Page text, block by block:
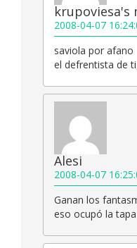
krupoviesa's
2008-04-07
saviola por afano
el defrentista de
Alesi
2008-04-07
Ganan los
eso ocupó la